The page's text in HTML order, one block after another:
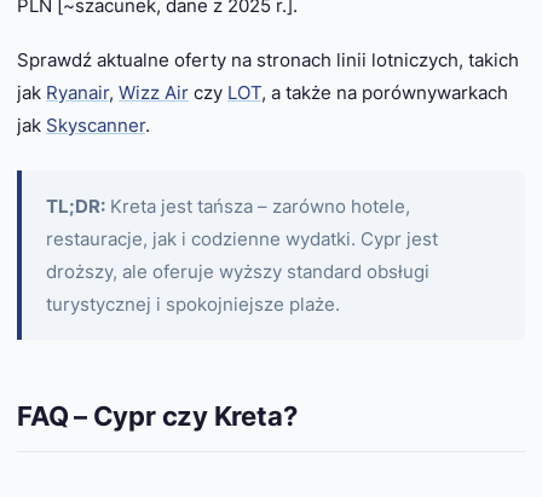
PLN [~szacunek, dane z 2025 r.].
Sprawdź aktualne oferty na stronach linii lotniczych, takich
jak Ryanair, Wizz Air czy LOT, a także na porównywarkach
jak Skyscanner.
TL;DR: Kreta jest tańsza – zarówno hotele,
restauracje, jak i codzienne wydatki. Cypr jest
droższy, ale oferuje wyższy standard obsługi
turystycznej i spokojniejsze plaże.
FAQ – Cypr czy Kreta?